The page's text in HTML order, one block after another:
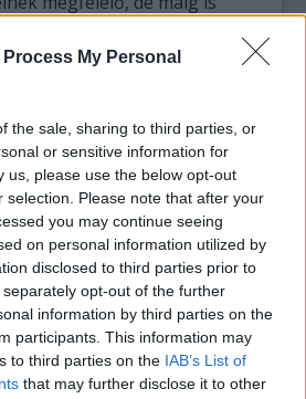
Process My Personal
the sale, sharing to third parties, or
or sensitive information for
us, please use the below opt-out
selection. Please note that after your
you may continue seeing
on personal information utilized by
disclosed to third parties prior to
opt-out of the further
information by third parties on the
participants. This information may
to third parties on the IAB’s List of
that may further disclose it to other
,Jan Zsizskaés aMindenki
iskolások számára
évek felszabadultabb
az úgynevezett új
Vávra ismét új erőre kapott.
filmeseit–például Jirí
Formannak vagy Vera
egyébként Vávra tanította a
Boszorkánypert Otakar
csehszlovák film egyik